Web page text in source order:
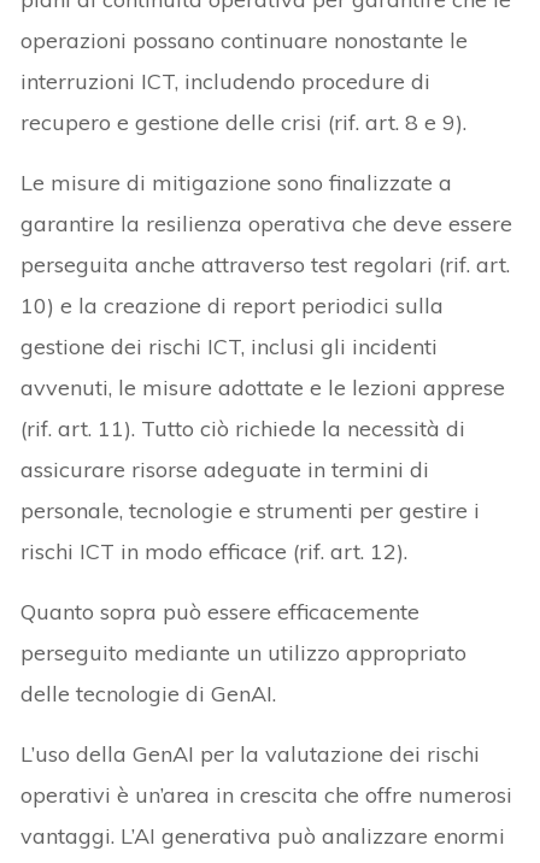
operazioni possano continuare nonostante le
interruzioni ICT, includendo procedure di
recupero e gestione delle crisi (rif. art. 8 e 9).
Le misure di mitigazione sono finalizzate a
garantire la resilienza operativa che deve essere
perseguita anche attraverso test regolari (rif. art.
10) e la creazione di report periodici sulla
gestione dei rischi ICT, inclusi gli incidenti
avvenuti, le misure adottate e le lezioni apprese
(rif. art. 11). Tutto ciò richiede la necessità di
assicurare risorse adeguate in termini di
personale, tecnologie e strumenti per gestire i
rischi ICT in modo efficace (rif. art. 12).
Quanto sopra può essere efficacemente
perseguito mediante un utilizzo appropriato
delle tecnologie di GenAI.
L’uso della GenAI per la valutazione dei rischi
operativi è un’area in crescita che offre numerosi
vantaggi. L’AI generativa può analizzare enormi